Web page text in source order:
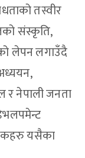
तस्वीर
संस्कृति,
लेपन लगाउँदै
र नेपाली जनता
यसैका